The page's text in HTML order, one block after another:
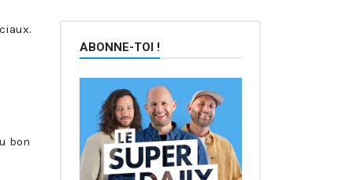
bon
ABONNE-TOI !